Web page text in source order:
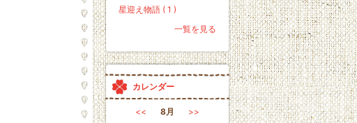
星迎え物語 ( 1 )
一覧を見る
カレンダー
<< 8月
>>